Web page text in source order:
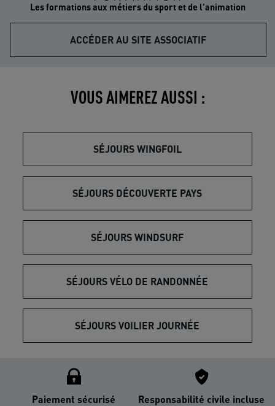
Les formations aux métiers du sport et de l'animation
ACCÉDER AU SITE ASSOCIATIF
VOUS AIMEREZ AUSSI :
SÉJOURS WINGFOIL
SÉJOURS DÉCOUVERTE PAYS
SÉJOURS WINDSURF
SÉJOURS VÉLO DE RANDONNÉE
SÉJOURS VOILIER JOURNÉE
Paiement sécurisé Responsabilité civile incluse